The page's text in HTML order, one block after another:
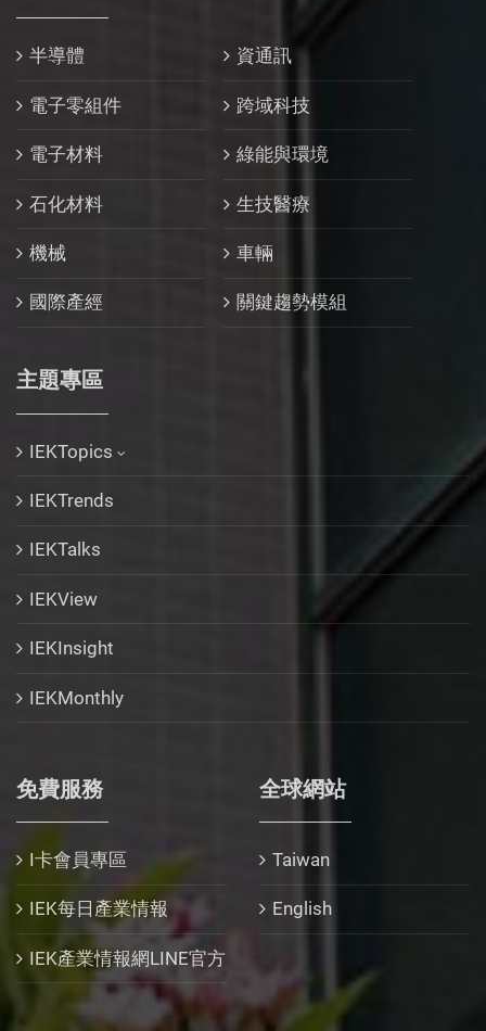
半導體 資通訊
電子零組件 跨域科技
電子材料 綠能與環境
石化材料 生技醫療
機械 車輛
國際產經 關鍵趨勢模組
主題專區
IEKTopics
IEKTrends
IEKTalks
IEKView
IEKInsight
IEKMonthly
免費服務
I卡會員專區
IEK每日產業情報
IEK產業情報網LINE官方
全球網站
Taiwan
English